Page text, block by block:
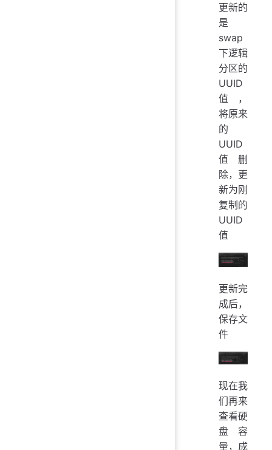
更新的
是
swap
下逻辑
分区的
UUID
值，
将原来
的
UUID
值删
除，更
新为刚
复制的
UUID
值
更新完
成后，
保存文
件
现在我
们再来
查看硬
盘容
量，成